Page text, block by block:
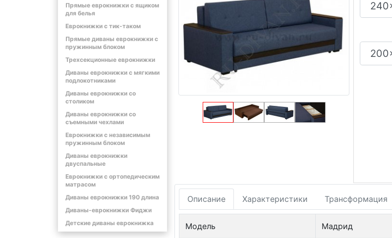
Прямые еврокнижки с ящиком
для белья
Еврокнижки с тик-таком
Прямые диваны еврокнижки с
пружинным блоком
Трехсекционные еврокнижки
Диваны еврокнижки с мягкими
подлокотниками
Диваны еврокнижки со
столиком
Диваны еврокнижки со
съемными чехлами
Еврокнижки с независимым
пружинным блоком
Диваны еврокнижки
двуспальные
Еврокнижки с ортопедическим
матрасом
Диваны еврокнижки 190 длина
Диваны-еврокнижки Фиджи
Детские диваны еврокнижка
Описание Характеристики Трансформация
Модель Мадрид